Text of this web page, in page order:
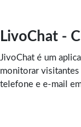
LivoChat -
JivoChat é um
monitorar visitantes
telefone e e-mail